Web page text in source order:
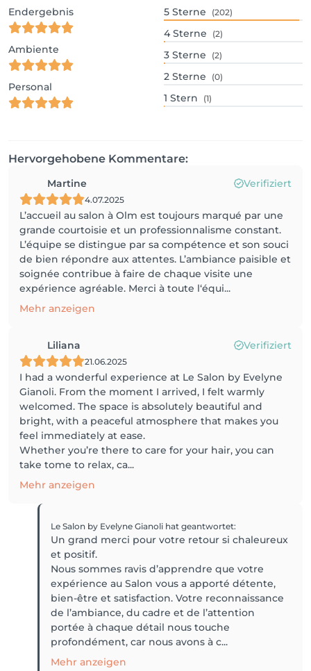
Endergebnis
Ambiente
Personal
5 Sterne (202)
4 Sterne (2)
3 Sterne (2)
2 Sterne (0)
1 Stern (1)
Hervorgehobene Kommentare:
Martine Verifiziert
4.07.2025
L’accueil au salon à Olm est toujours marqué par une
grande courtoisie et un professionnalisme constant.
L’équipe se distingue par sa compétence et son souci
de bien répondre aux attentes. L’ambiance paisible et
soignée contribue à faire de chaque visite une
expérience agréable. Merci à toute l‘équi...
Mehr anzeigen
Liliana Verifiziert
21.06.2025
I had a wonderful experience at Le Salon by Evelyne
Gianoli. From the moment I arrived, I felt warmly
welcomed. The space is absolutely beautiful and
bright, with a peaceful atmosphere that makes you
feel immediately at ease.
Whether you’re there to care for your hair, you can
take tome to relax, ca...
Mehr anzeigen
Le Salon by Evelyne Gianoli hat geantwortet:
Un grand merci pour votre retour si chaleureux
et positif.
Nous sommes ravis d’apprendre que votre
expérience au Salon vous a apporté détente,
bien-être et satisfaction. Votre reconnaissance
de l’ambiance, du cadre et de l’attention
portée à chaque détail nous touche
profondément, car nous avons à c...
Mehr anzeigen